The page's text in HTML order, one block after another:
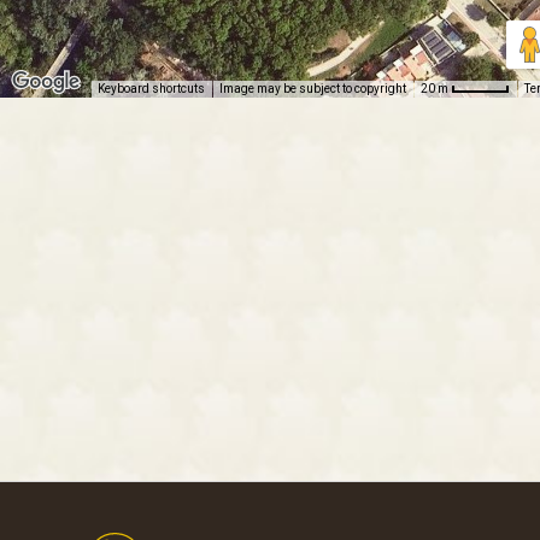
Keyboard shortcuts Image may be subject to copyright 20 m